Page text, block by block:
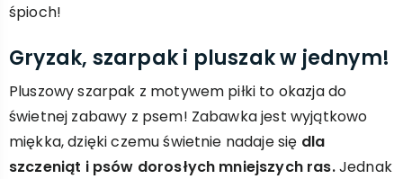
śpioch!
Gryzak, szarpak i pluszak w jednym!
Pluszowy szarpak z motywem piłki to okazja do
świetnej zabawy z psem! Zabawka jest wyjątkowo
miękka, dzięki czemu świetnie nadaje się dla
szczeniąt i psów dorosłych mniejszych ras.Jednak